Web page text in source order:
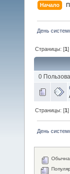
Начало
День
Страницы: [1]
0
Страницы: [1]
День